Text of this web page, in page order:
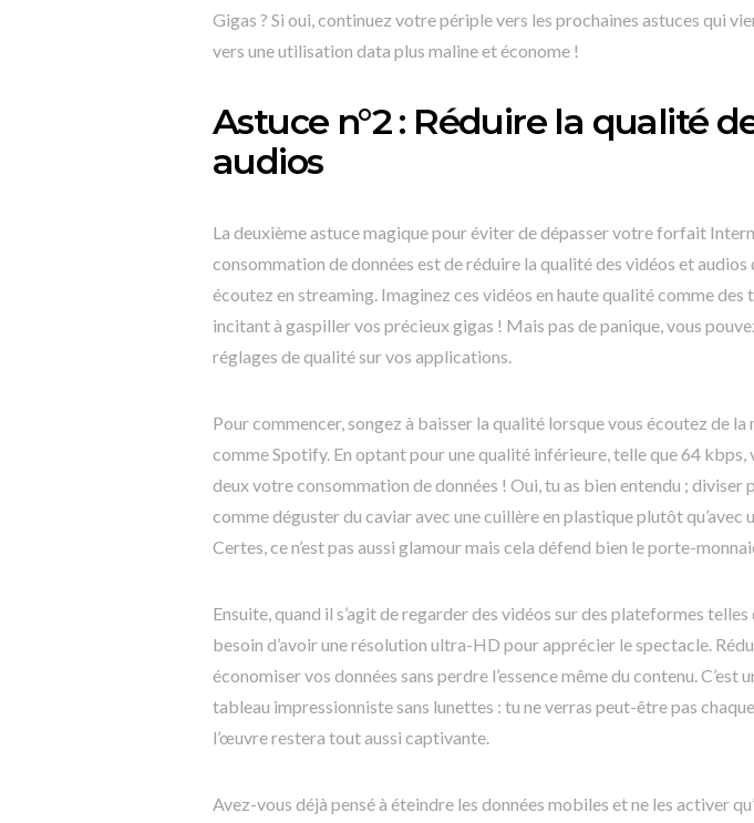
Gigas ? Si oui, continuez votre périple vers les prochaines astuces qui
vers une utilisation data plus maline et économe !
Astuce n°2 : Réduire la qualité
audios
La deuxième astuce magique pour éviter de dépasser votre forfait
consommation de données est de réduire la qualité des vidéos et audios
écoutez en streaming. Imaginez ces vidéos en haute qualité comme des
incitant à gaspiller vos précieux gigas ! Mais pas de panique, vous
réglages de qualité sur vos applications.
Pour commencer, songez à baisser la qualité lorsque vous écoutez de
comme Spotify. En optant pour une qualité inférieure, telle que 64
deux votre consommation de données ! Oui, tu as bien entendu ; diviser
comme déguster du caviar avec une cuillère en plastique plutôt qu’avec
Certes, ce n’est pas aussi glamour mais cela défend bien le porte-
Ensuite, quand il s’agit de regarder des vidéos sur des plateformes
besoin d’avoir une résolution ultra-HD pour apprécier le spectacle.
économiser vos données sans perdre l’essence même du contenu. C’est
tableau impressionniste sans lunettes : tu ne verras peut-être pas
l’œuvre restera tout aussi captivante.
Avez-vous déjà pensé à éteindre les données mobiles et ne les activer